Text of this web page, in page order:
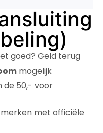
goed? Geld terug
mogelijk
de 50,- voor
met officiële